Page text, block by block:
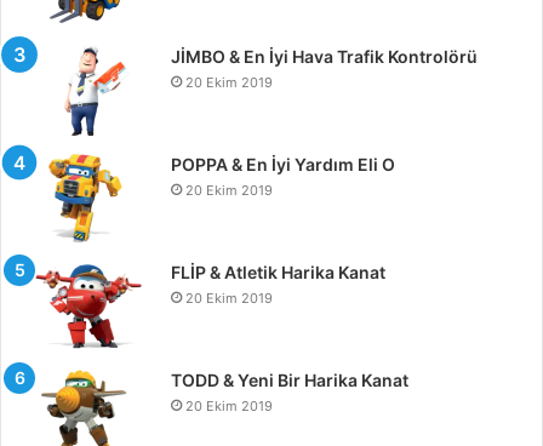
JİMBO & En İyi Hava Trafik Kontrolörü
20 Ekim 2019
POPPA & En İyi Yardım Eli O
20 Ekim 2019
FLİP & Atletik Harika Kanat
20 Ekim 2019
TODD & Yeni Bir Harika Kanat
20 Ekim 2019